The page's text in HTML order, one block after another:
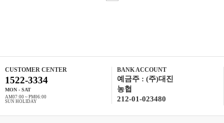
CUSTOMER CENTER
1522-3334
MON - SAT
AM07:00 ~ PM06:00
SUN HOLIDAY
BANK ACCOUNT
예금주 : (주)대진
농협
212-01-023480